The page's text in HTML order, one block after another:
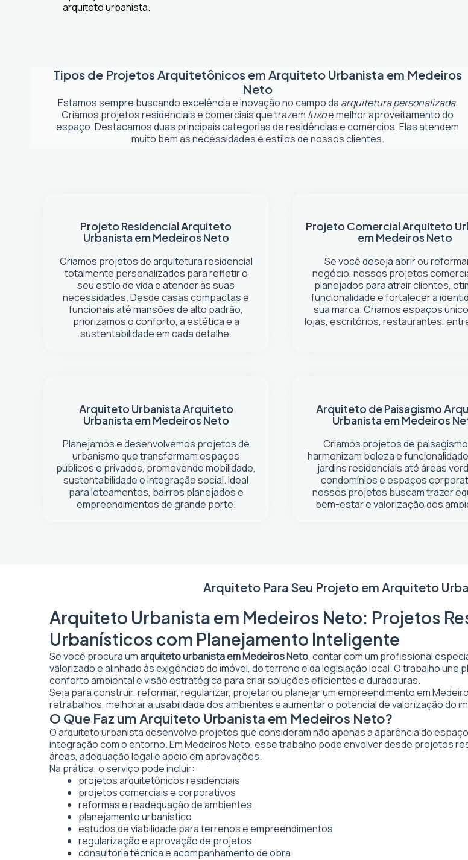
Tipos de Projetos Arquitetônicos em Arquiteto Urbanista em Medeiros
Neto
Estamos sempre buscando excelência e inovação no campo da arquitetura personalizada.
Criamos projetos residenciais e comerciais que trazem luxoe melhor aproveitamento do
espaço. Destacamos duas principais categorias de residências e comércios. Elas atendem
muito bem as necessidades e estilos de nossos clientes.
Projeto ResidencialArquiteto
Urbanista em Medeiros Neto
Criamos projetos de arquitetura residencial
totalmente personalizados para refletir o
seu estilo de vida e atender às suas
necessidades. Desde casas compactas e
funcionais até mansões de alto padrão,
priorizamos o conforto, a estética e a
sustentabilidade em cada detalhe.
Projeto ComercialArquiteto
em Medeiros Neto
Se você deseja abrir ou
negócio, nossos projetos
planejados para atrair clientes,
funcionalidade e fortalecer a
sua marca. Criamos espaços
lojas, escritórios, restaurantes,
Arquiteto UrbanistaArquiteto
Urbanista em Medeiros Neto
Planejamos e desenvolvemos projetos de
urbanismo que transformam espaços
públicos e privados, promovendo mobilidade,
sustentabilidade e integração social. Ideal
para loteamentos, bairros planejados e
empreendimentos de grande porte.
Arquiteto de Paisagismo
Urbanista em Medeiros
Criamos projetos de
harmonizam beleza e
jardins residenciais até áreas
condomínios e espaços
nossos projetos buscam trazer
bem-estar e valorização dos
Arquiteto Para Seu Projeto em Arquiteto
Arquiteto Urbanista em Medeiros Neto: Projetos
Urbanísticos com Planejamento Inteligente
Se você procura umarquiteto urbanista em Medeiros Neto, contar com um profissional
valorizado e alinhado às exigências do imóvel, do terreno e da legislação local. O trabalho
conforto ambiental e visão estratégica para criar soluções eficientes e duradouras.
Seja para construir, reformar, regularizar, projetar ou planejar um empreendimento em
retrabalhos, melhorar a usabilidade dos ambientes e aumentar o potencial de valorização do
O Que Faz um Arquiteto Urbanista em Medeiros Neto?
O arquiteto urbanista desenvolve projetos que consideram não apenas a aparência do
integração com o entorno. Em Medeiros Neto, esse trabalho pode envolver desde projetos
áreas, adequação legal e apoio em aprovações.
Na prática, o serviço pode incluir:
projetos arquitetônicos residenciais
projetos comerciais e corporativos
reformas e readequação de ambientes
planejamento urbanístico
estudos de viabilidade para terrenos e empreendimentos
regularização e aprovação de projetos
consultoria técnica e acompanhamento de obra